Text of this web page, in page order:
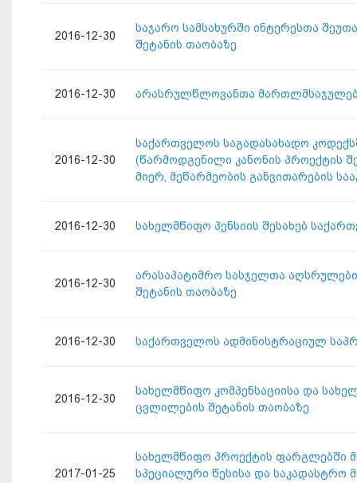
2016-12-30
საჯარო სამსახურში ინტერესთა
შეტანის თაობაზე
2016-12-30 არასრულწლოვანთა
2016-12-30
საქართველოს საგადასახადო
(წარმოდგენილი კანონის პროექტის
მიერ, მეწარმეობის განვითარების
2016-12-30 სახელმწიფო პენსიის შესახებ
2016-12-30
არასაპატიმრო სასჯელთა
შეტანის თაობაზე
2016-12-30 საქართველოს ადმინისტრაციულ
2016-12-30
სახელმწიფო კომპენსაციისა და
ცვლილების შეტანის თაობაზე
2017-01-25
სახელმწიფო პროექტის ფარგლებში
სპეციალური წესისა და საკადასტრო